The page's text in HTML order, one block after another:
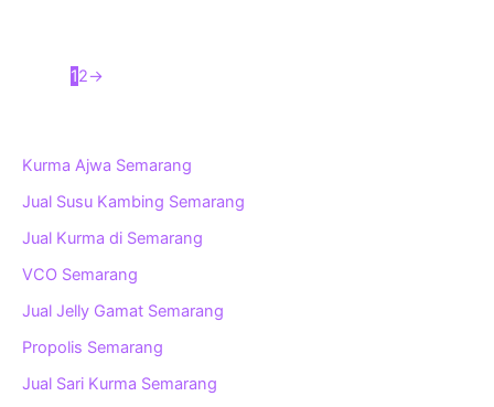
12→
Kurma Ajwa Semarang
Jual Susu Kambing Semarang
Jual Kurma di Semarang
VCO Semarang
Jual Jelly Gamat Semarang
Propolis Semarang
Jual Sari Kurma Semarang